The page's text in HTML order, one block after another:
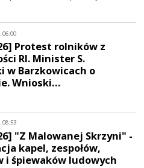
06:00
Protest rolników z
RI. Minister S.
w Barzkowicach o
Wnioski…
08:53
"Z Malowanej Skrzyni" -
kapel, zespołów,
i śpiewaków ludowych